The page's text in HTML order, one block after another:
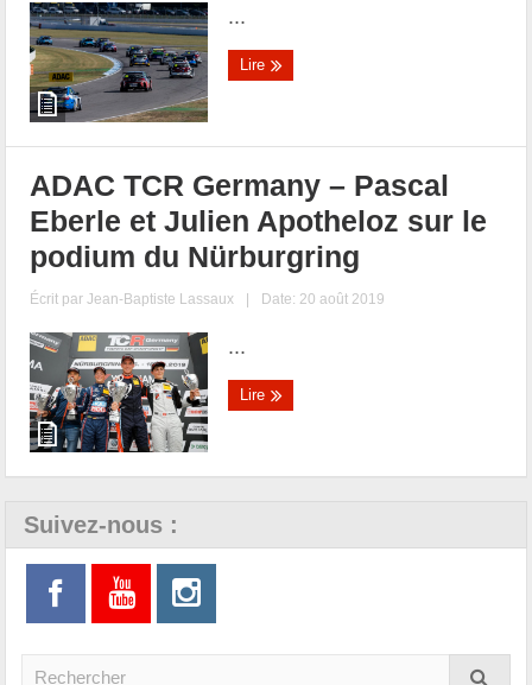
...
Lire
ADAC TCR Germany – Pascal
Eberle et Julien Apotheloz sur le
podium du Nürburgring
Écrit parJean-Baptiste Lassaux | Date: 20 août 2019
...
Lire
Suivez-nous :